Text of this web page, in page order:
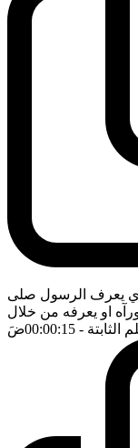
يعرف الرسول صلى
او يعرفه من خلال
الثابتة - 00:00:15 ضَ